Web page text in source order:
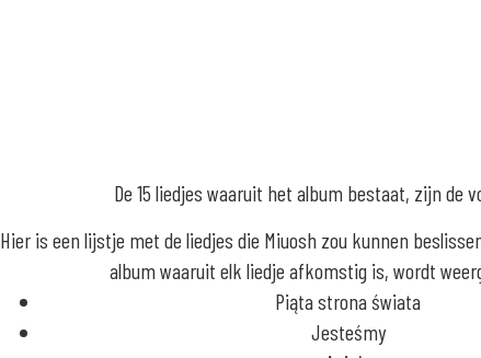
De 15 liedjes waaruit het album bestaat, zijn de
Hier is een lijstje met de liedjes die Miuosh zou kunnen
album waaruit elk liedje afkomstig is, wordt
Piąta strona świata
Jesteśmy